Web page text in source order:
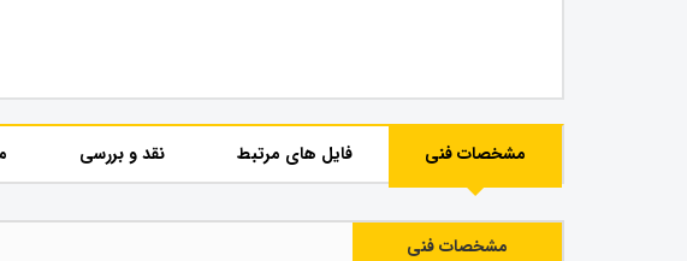
مشخصات فنی فایل های مرتبط نقد و بررسی
مشخصات فنی